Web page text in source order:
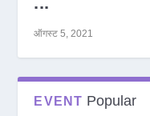
ऑगस्ट 5, 2021
EVENT Popular